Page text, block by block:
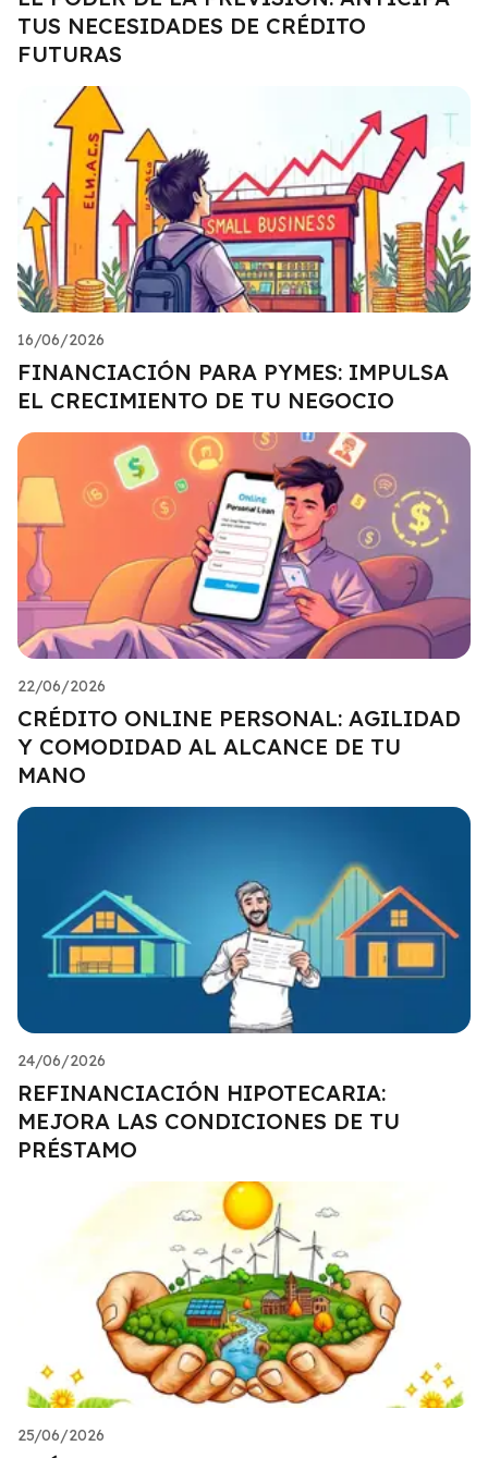
TUS NECESIDADES DE CRÉDITO
FUTURAS
16/06/2026
FINANCIACIÓN PARA PYMES: IMPULSA
EL CRECIMIENTO DE TU NEGOCIO
22/06/2026
CRÉDITO ONLINE PERSONAL: AGILIDAD
Y COMODIDAD AL ALCANCE DE TU
MANO
24/06/2026
REFINANCIACIÓN HIPOTECARIA:
MEJORA LAS CONDICIONES DE TU
PRÉSTAMO
25/06/2026